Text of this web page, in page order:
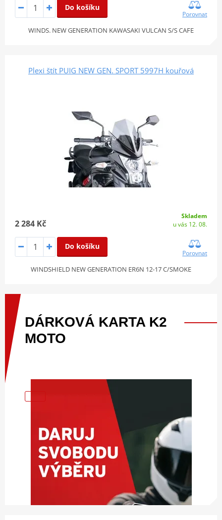
Do košíku
Porovnat
WINDS. NEW GENERATION KAWASAKI VULCAN S/S CAFE
Plexi štít PUIG NEW GEN. SPORT 5997H kouřová
2 284 Kč
Skladem
u vás 12. 08.
Do košíku
Porovnat
WINDSHIELD NEW GENERATION ER6N 12-17 C/SMOKE
DÁRKOVÁ KARTA K2
MOTO